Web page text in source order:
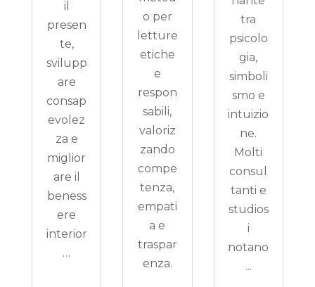
il
presen
te,
svilupp
are
consap
evolez
za e
miglior
are il
beness
ere
interior
…
o per
letture
etiche
e
respon
sabili,
valoriz
zando
compe
tenza,
empati
a e
traspar
enza.
tra
psicolo
gia,
simboli
smo e
intuizio
ne.
Molti
consul
tanti e
studios
i
notano
...